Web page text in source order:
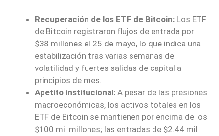
Recuperación de los ETF de Bitcoin: Los ETF
de Bitcoin registraron flujos de entrada por
$38 millones el 25 de mayo, lo que indica una
estabilización tras varias semanas de
volatilidad y fuertes salidas de capital a
principios de mes.
Apetito institucional: A pesar de las presiones
macroeconómicas, los activos totales en los
ETF de Bitcoin se mantienen por encima de los
$100 mil millones; las entradas de $2.44 mil